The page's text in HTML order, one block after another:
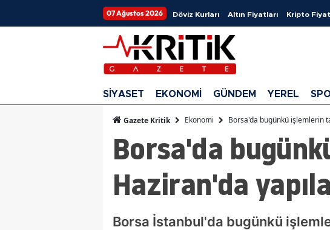
07 Ağustos 2026 Döviz Kurları Altın Fiyatları Kripto
SİYASET EKONOMİ GÜNDEM YEREL
Gazete Kritik Ekonomi Borsa'da bugünkü işlemlerin
Borsa'da
Haziran'da
Borsa İstanbul'da bugünkü